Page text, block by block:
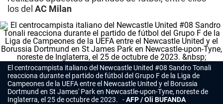
los del AC Milan
El centrocampista italiano del Newcastle United #08 Sandro Tonali
reacciona durante el partido de fútbol del Grupo F de la Liga de
Campeones de la UEFA entre el Newcastle United y el Borussia
Dortmund en St James' Park en Newcastle-upon-Tyne, noreste de
Inglaterra, el 25 de octubre de 2023.
AFP / Oli BUFANDA